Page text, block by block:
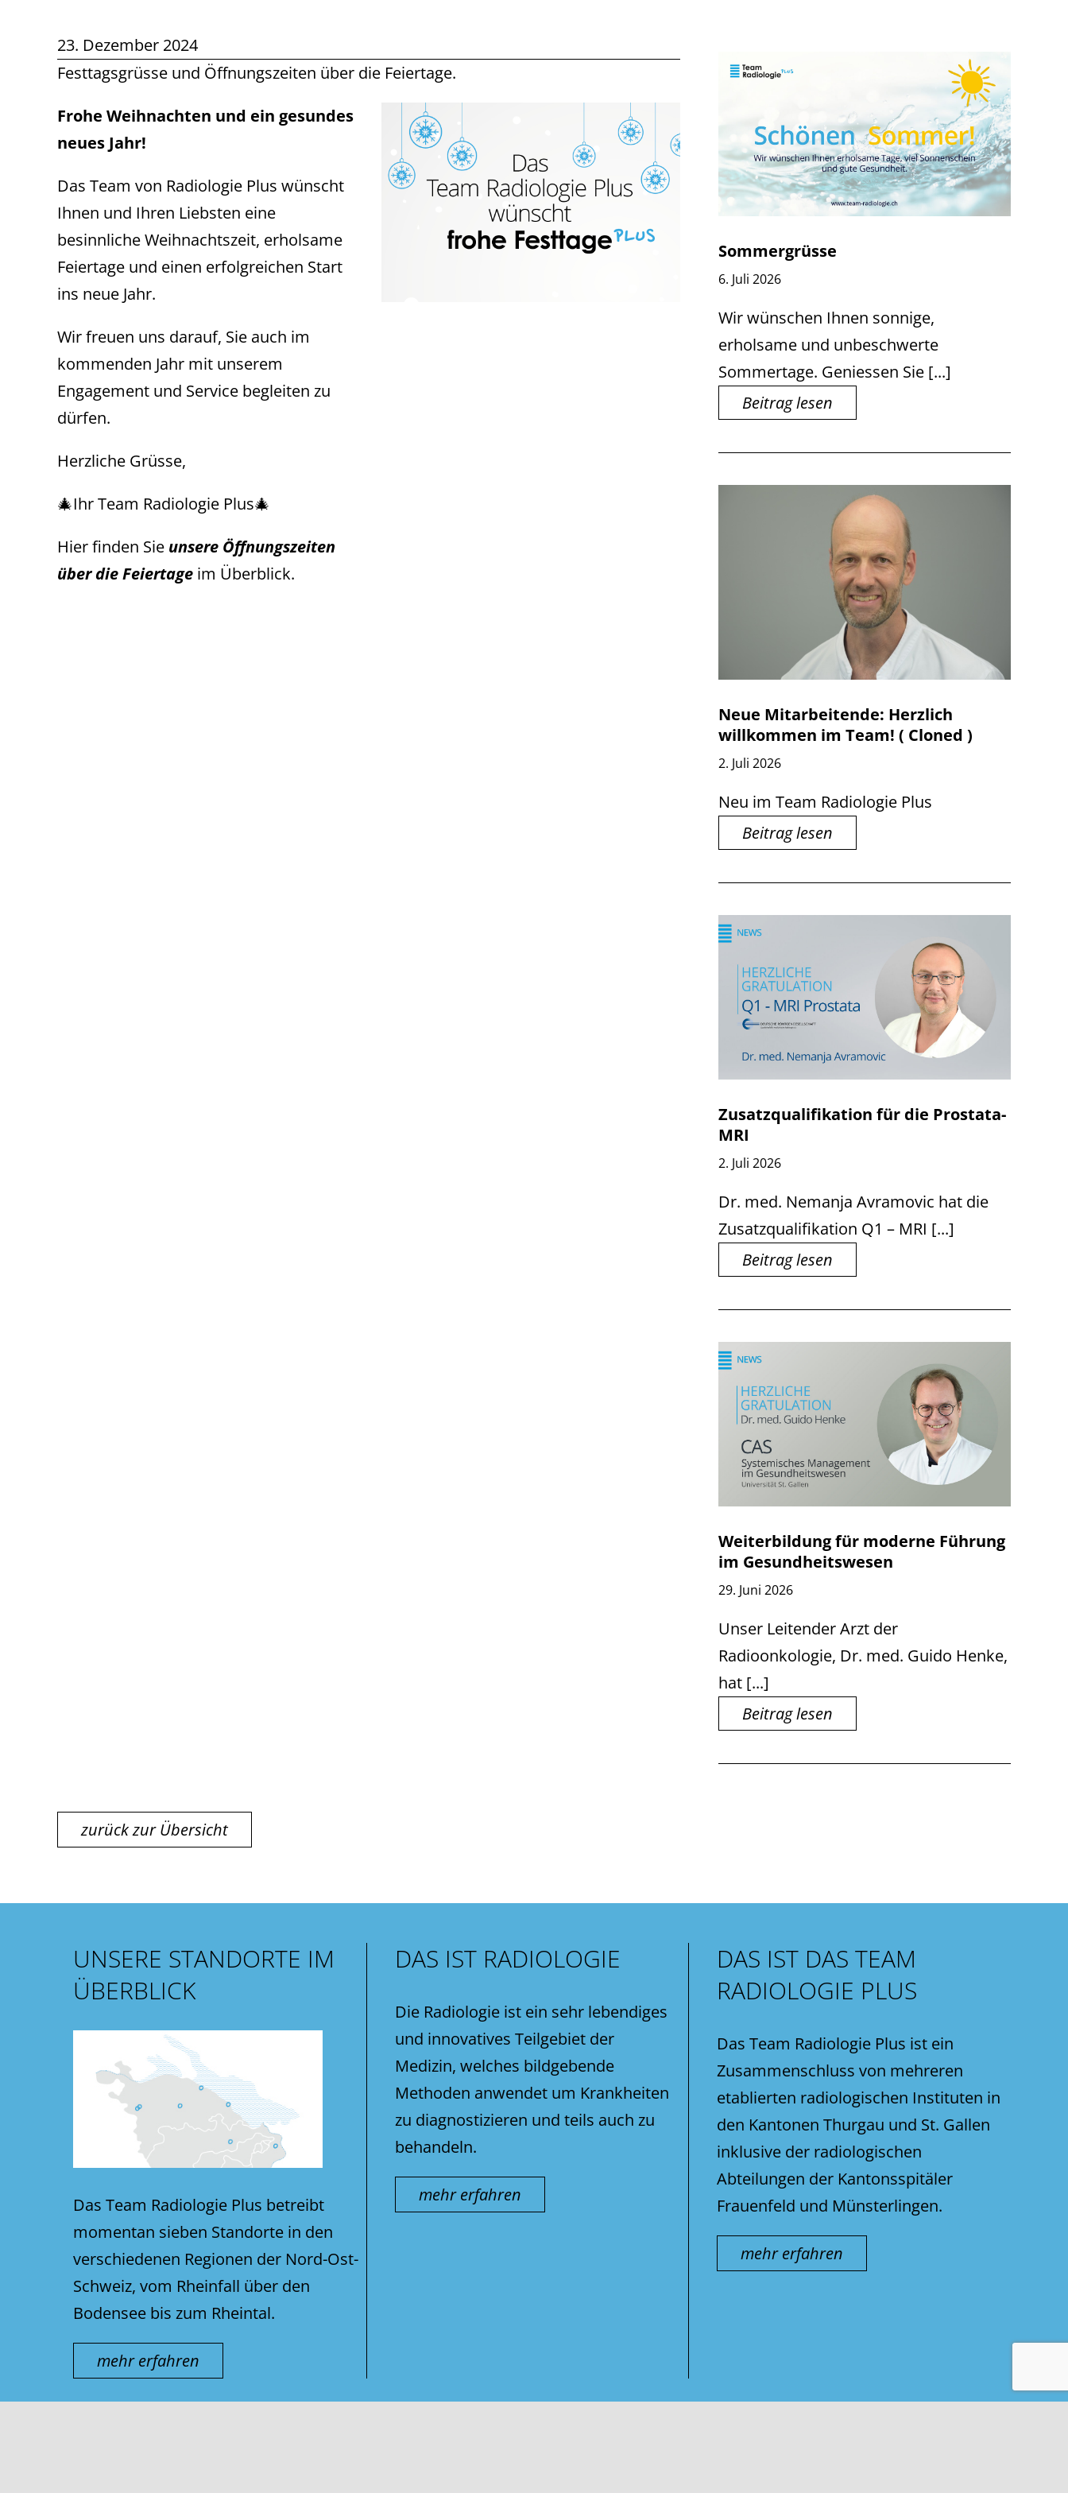
23. Dezember 2024
Festtagsgrüsse und Öffnungszeiten über die Feiertage.
Frohe Weihnachten und ein gesundes
neues Jahr!
Das Team von Radiologie Plus wünscht
Ihnen und Ihren Liebsten eine
besinnliche Weihnachtszeit, erholsame
Feiertage und einen erfolgreichen Start
ins neue Jahr.
Wir freuen uns darauf, Sie auch im
kommenden Jahr mit unserem
Engagement und Service begleiten zu
dürfen.
Herzliche Grüsse,
🎄Ihr Team Radiologie Plus🎄
Hier finden Sie unsere Öffnungszeiten
über die Feiertageim Überblick.
Sommergrüsse
6. Juli 2026
Wir wünschen Ihnen sonnige,
erholsame und unbeschwerte
Sommertage. Geniessen Sie [...]
Beitrag lesen
Neue Mitarbeitende: Herzlich
willkommen im Team! ( Cloned )
2. Juli 2026
Neu im Team Radiologie Plus
Beitrag lesen
Zusatzqualifikation für die Prostata-
MRI
2. Juli 2026
Dr. med. Nemanja Avramovic hat die
Zusatzqualifikation Q1 – MRI [...]
Beitrag lesen
Weiterbildung für moderne Führung
im Gesundheitswesen
29. Juni 2026
Unser Leitender Arzt der
Radioonkologie, Dr. med. Guido Henke,
hat [...]
Beitrag lesen
zurück zur Übersicht
UNSERE STANDORTE IM
ÜBERBLICK
Das Team Radiologie Plus betreibt
momentan sieben Standorte in den
verschiedenen Regionen der Nord-Ost-
Schweiz, vom Rheinfall über den
Bodensee bis zum Rheintal.
mehr erfahren
DAS IST RADIOLOGIE
Die Radiologie ist ein sehr lebendiges
und innovatives Teilgebiet der
Medizin, welches bildgebende
Methoden anwendet um Krankheiten
zu diagnostizieren und teils auch zu
behandeln.
mehr erfahren
DAS IST DAS TEAM
RADIOLOGIE PLUS
Das Team Radiologie Plus ist ein
Zusammenschluss von mehreren
etablierten radiologischen Instituten in
den Kantonen Thurgau und St. Gallen
inklusive der radiologischen
Abteilungen der Kantonsspitäler
Frauenfeld und Münsterlingen.
mehr erfahren